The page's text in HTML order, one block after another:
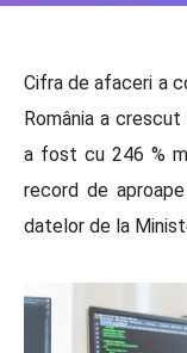
Cifra de afaceri a
România a
a fost cu 246 %
record de
datelor de la